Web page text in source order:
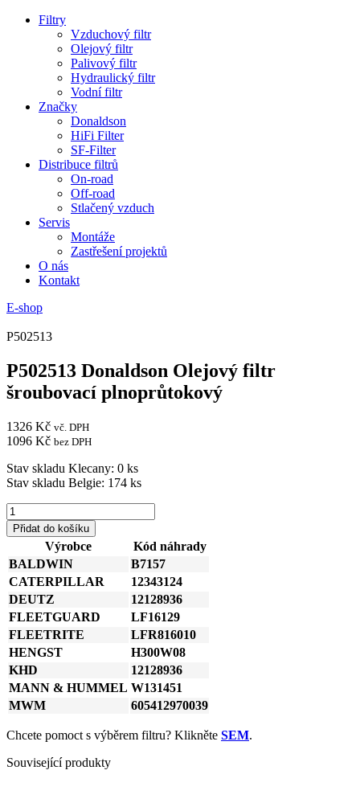
Filtry
Vzduchový filtr
Olejový filtr
Palivový filtr
Hydraulický filtr
Vodní filtr
Značky
Donaldson
HiFi Filter
SF-Filter
Distribuce filtrů
On-road
Off-road
Stlačený vzduch
Servis
Montáže
Zastřešení projektů
O nás
Kontakt
E-shop
P502513
P502513 Donaldson Olejový filtr
šroubovací plnoprůtokový
1326 Kč vč. DPH
1096 Kč bez DPH
Stav skladu Klecany: 0 ks
Stav skladu Belgie: 174 ks
P502513
Donaldson
Olejový
šroubovací
plnoprůtokový
množství
Přidat do košíku
Výrobce
Kód náhrady
BALDWIN
B7157
CATERPILLAR
12343124
DEUTZ
12128936
FLEETGUARD
LF16129
FLEETRITE
LFR816010
HENGST
H300W08
KHD
12128936
MANN & HUMMEL W131451
MWM
605412970039
Chcete pomoct s výběrem filtru? Klikněte SEM.
Související produkty